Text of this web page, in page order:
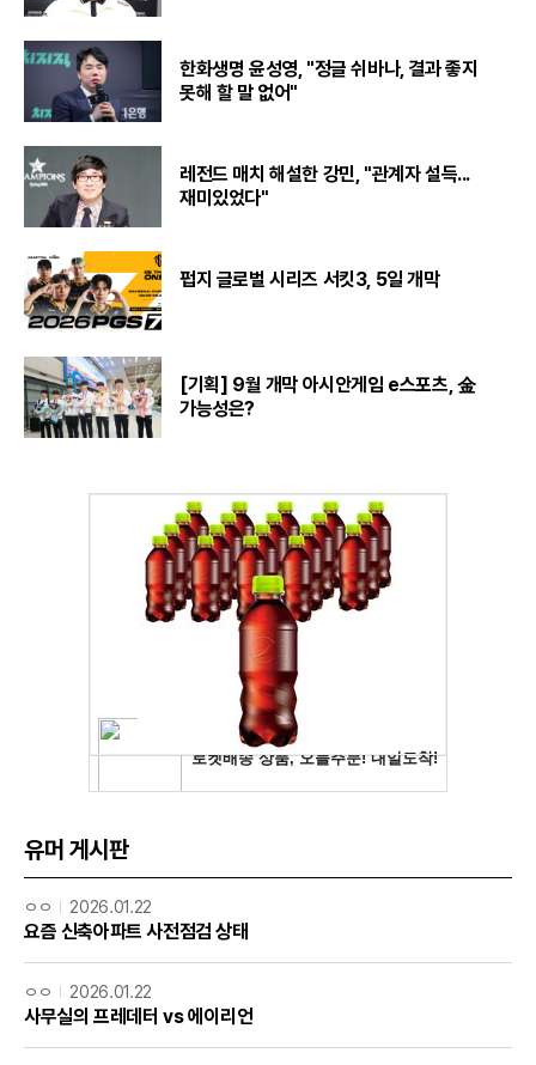
한화생명 윤성영, "정글 쉬바나, 결과 좋지
못해 할 말 없어"
레전드 매치 해설한 강민, "관계자 설득...
재미있었다"
펍지 글로벌 시리즈 서킷3, 5일 개막
[기획] 9월 개막 아시안게임 e스포츠, 金
가능성은?
유머 게시판
ㅇㅇ 2026.01.22
요즘 신축아파트 사전점검 상태
ㅇㅇ 2026.01.22
사무실의 프레데터 vs 에이리언